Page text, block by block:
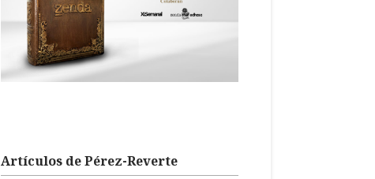
Artículos de Pérez-Reverte